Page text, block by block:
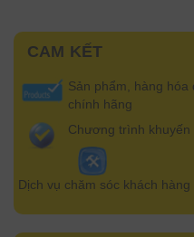
CAM KẾT
Sản phẩm, hàng
chính hãng
Chương trình
Dịch vụ chăm sóc khách hàng